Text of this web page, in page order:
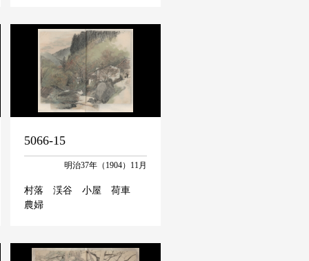
5066-15
明治37年（1904）11月
村落 渓谷 小屋 荷車
農婦